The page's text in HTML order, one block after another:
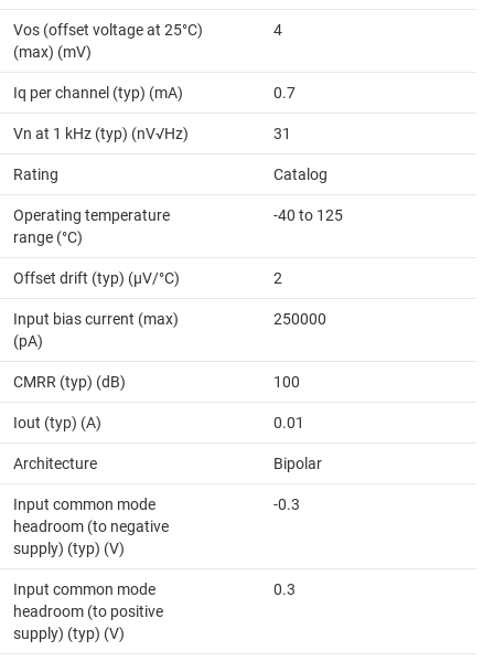
Vos (offset voltage at 25°C)
(max) (mV)
4
Iq per channel (typ) (mA) 0.7
Vn at 1 kHz (typ) (nV√Hz) 31
Rating Catalog
Operating temperature
range (°C)
-40 to 125
Offset drift (typ) (µV/°C) 2
Input bias current (max)
(pA)
250000
CMRR (typ) (dB) 100
Iout (typ) (A) 0.01
Architecture Bipolar
Input common mode
headroom (to negative
supply) (typ) (V)
-0.3
Input common mode
headroom (to positive
supply) (typ) (V)
0.3